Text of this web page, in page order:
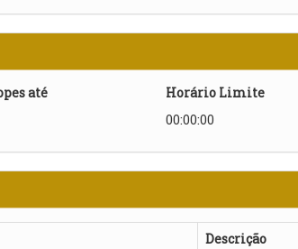
até
Horário Limite
00:00:00
Descrição